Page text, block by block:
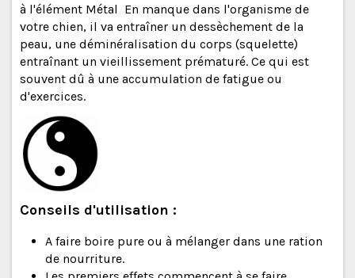
à l'élément Métal En manque dans l'organisme de
votre chien, il va entraîner un dessèchement de la
peau, une déminéralisation du corps (squelette)
entraînant un vieillissement prématuré. Ce qui est
souvent dû à une accumulation de fatigue ou
d'exercices.
Conseils d'utilisation :
A faire boire pure ou à mélanger dans une ration
de nourriture.